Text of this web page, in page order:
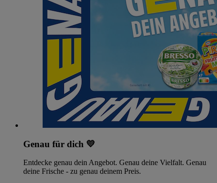
Genau für dich 💛
Entdecke genau dein Angebot. Genau deine Vielfalt. Genau
deine Frische - zu genau deinem Preis.